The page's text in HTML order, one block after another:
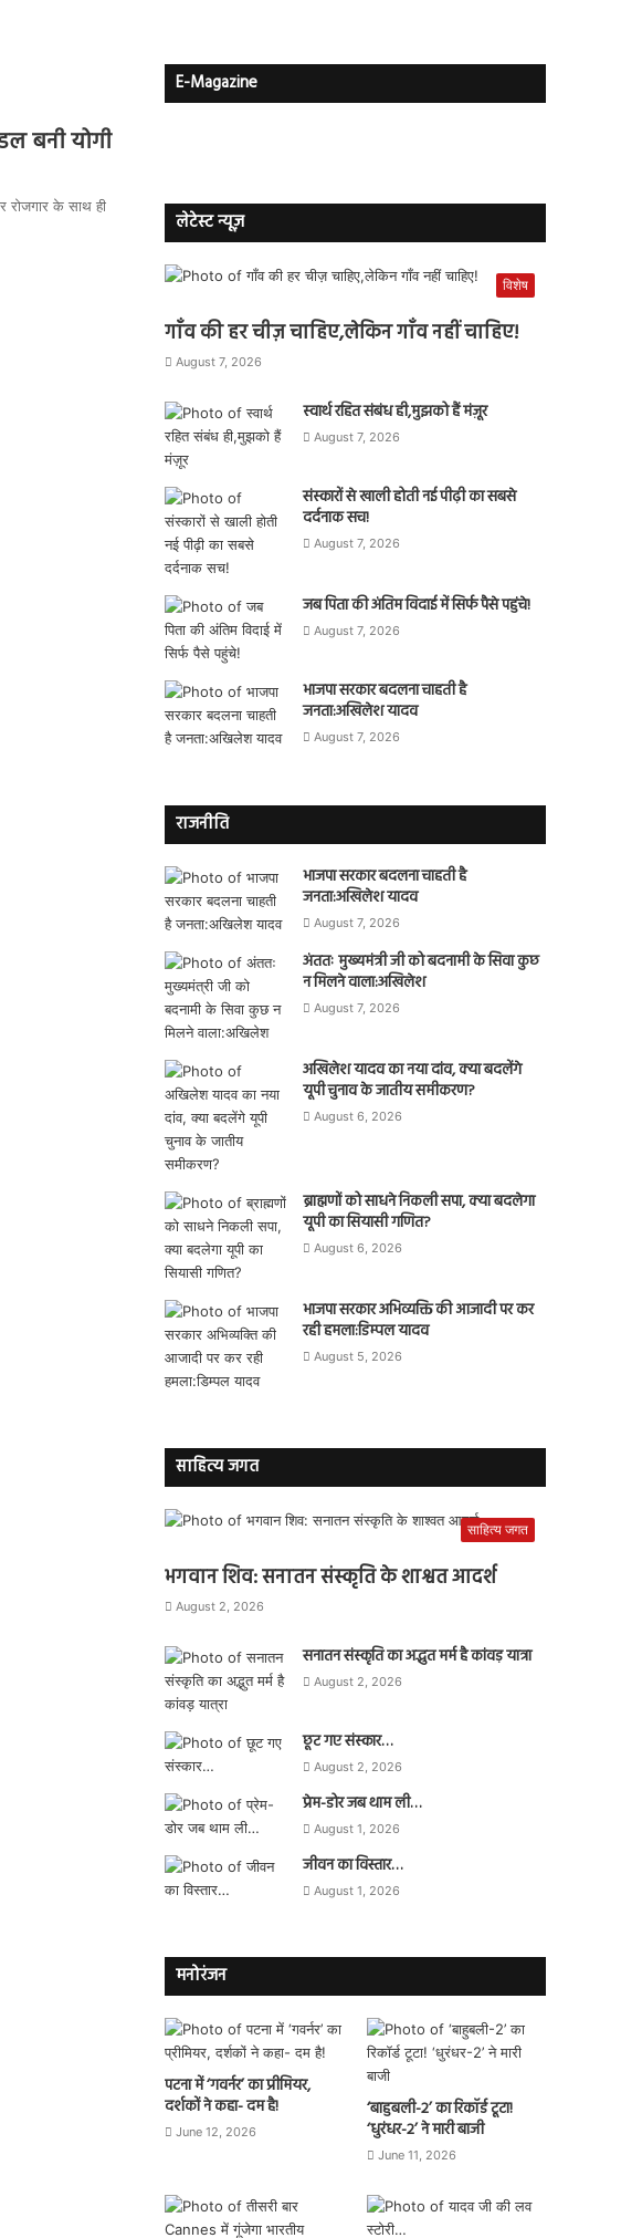
बनी योगी
रोजगार के साथ ही
E-Magazine
लेटेस्ट न्यूज़
विशेष
गाँव की हर चीज़ चाहिए,लेकिन गाँव नहीं चाहिए!
August 7, 2026
स्वार्थ रहित संबंध ही,मुझको हैं मंज़ूर
August 7, 2026
संस्कारों से खाली होती नई पीढ़ी का सबसे
दर्दनाक सच!
August 7, 2026
जब पिता की अंतिम विदाई में सिर्फ पैसे पहुंचे!
August 7, 2026
भाजपा सरकार बदलना चाहती है
जनता:अखिलेश यादव
August 7, 2026
राजनीति
भाजपा सरकार बदलना चाहती है
जनता:अखिलेश यादव
August 7, 2026
अंततः मुख्यमंत्री जी को बदनामी के सिवा कुछ
न मिलने वाला:अखिलेश
August 7, 2026
अखिलेश यादव का नया दांव, क्या बदलेंगे
यूपी चुनाव के जातीय समीकरण?
August 6, 2026
ब्राह्मणों को साधने निकली सपा, क्या बदलेगा
यूपी का सियासी गणित?
August 6, 2026
भाजपा सरकार अभिव्यक्ति की आजादी पर कर
रही हमला:डिम्पल यादव
August 5, 2026
साहित्य जगत
साहित्य जगत
भगवान शिव: सनातन संस्कृति के शाश्वत आदर्श
August 2, 2026
सनातन संस्कृति का अद्भुत मर्म है कांवड़ यात्रा
August 2, 2026
छूट गए संस्कार…
August 2, 2026
प्रेम-डोर जब थाम ली…
August 1, 2026
जीवन का विस्तार…
August 1, 2026
मनोरंजन
पटना में ‘गवर्नर’ का प्रीमियर,
दर्शकों ने कहा- दम है!
June 12, 2026
‘बाहुबली-2’ का रिकॉर्ड टूटा!
‘धुरंधर-2’ ने मारी बाजी
June 11, 2026